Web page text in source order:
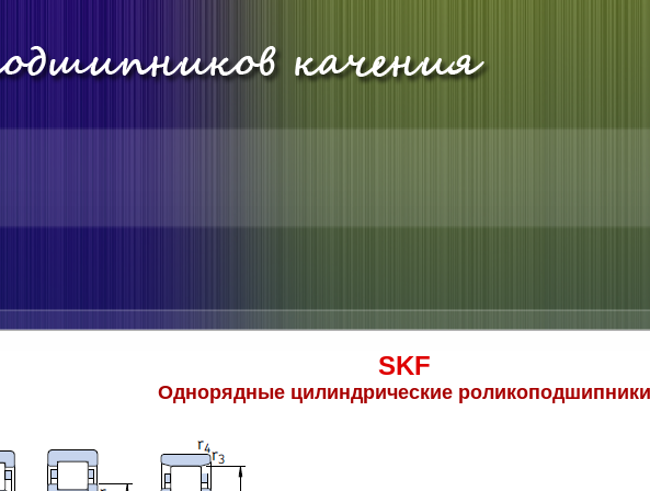
SKF
Однорядные цилиндрические роликоподшипники